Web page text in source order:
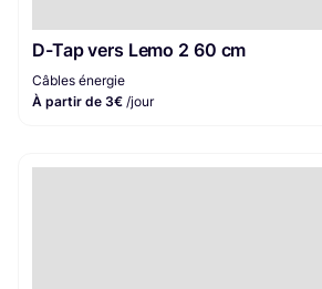
D-Tap vers Lemo 2 60 cm
Câbles énergie
À partir de 3€ /jour